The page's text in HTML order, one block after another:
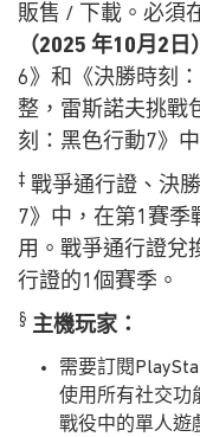
販售 / 下載。必須
（2025 年10月2日
6》和《決勝時刻
整，雷斯諾夫挑戰
刻：黑色行動7》中
‡ 戰爭通行證、決
7》中，在第1賽季
用。戰爭通行證兌
行證的1個賽季。
§ 主機玩家：
需要訂閱
使用所有社交功
戰役中的單人遊